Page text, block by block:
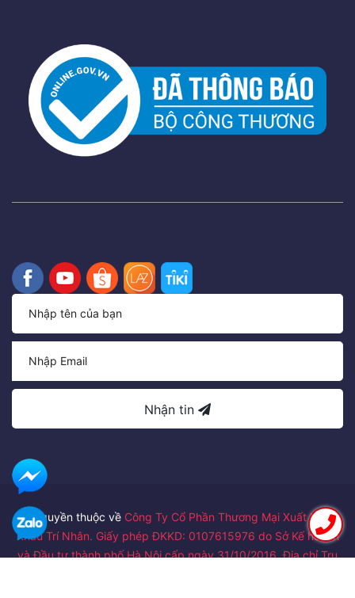
Nhận tin
Bản quyền thuộc về Công Ty Cổ Phần Thương Mại Xuất Nhập
Khẩu Trí Nhân. Giấy phép ĐKKD: 0107615976 do Sở Kế hoạch
và Đầu tư thành phố Hà Nội cấp ngày 31/10/2016. Địa chỉ Trụ